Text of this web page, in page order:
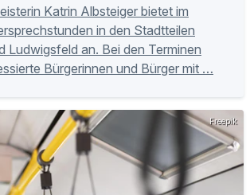
Katrin Albsteiger bietet im
in den Stadtteilen
Ludwigsfeld an. Bei den Terminen
Bürgerinnen und Bürger mit …
Freepik